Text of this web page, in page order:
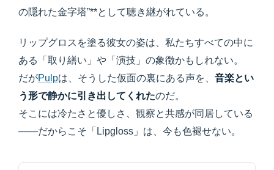
の隠れた金字塔”**として聴き継がれている。
リップグロスを塗る彼女の姿は、私たちすべての中に
ある「取り繕い」や「演技」の象徴かもしれない。
だがPulpは、そうした仮面の裏にある声を、 音楽とい
う形で静かに引き出してくれたのだ。
そこには冷たさと優しさ、観察と共感が同居している
――だからこそ「Lipgloss」は、今も色褪せない。